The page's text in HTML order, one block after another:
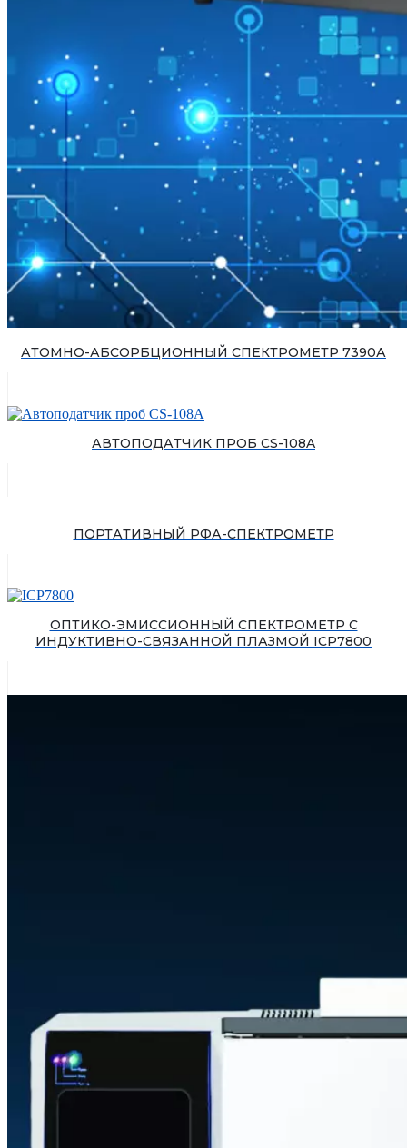
АТОМНО-АБСОРБЦИОННЫЙ СПЕКТРОМЕТР 7390А
АВТОПОДАТЧИК ПРОБ CS-108A
ПОРТАТИВНЫЙ РФА-СПЕКТРОМЕТР
ОПТИКО-ЭМИССИОННЫЙ СПЕКТРОМЕТР С
ИНДУКТИВНО-СВЯЗАННОЙ ПЛАЗМОЙ ICP7800